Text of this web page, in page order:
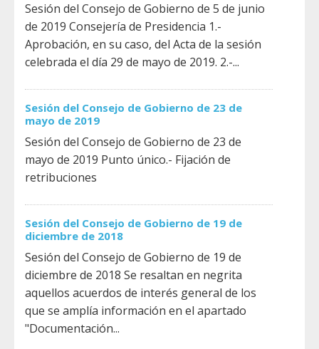
Sesión del Consejo de Gobierno de 5 de junio
de 2019 Consejería de Presidencia 1.-
Aprobación, en su caso, del Acta de la sesión
celebrada el día 29 de mayo de 2019. 2.-...
Sesión del Consejo de Gobierno de 23 de
mayo de 2019
Sesión del Consejo de Gobierno de 23 de
mayo de 2019 Punto único.- Fijación de
retribuciones
Sesión del Consejo de Gobierno de 19 de
diciembre de 2018
Sesión del Consejo de Gobierno de 19 de
diciembre de 2018 Se resaltan en negrita
aquellos acuerdos de interés general de los
que se amplía información en el apartado
"Documentación...